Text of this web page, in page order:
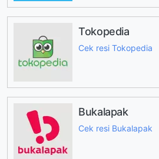
Tokopedia
Cek resi Tokopedia
Bukalapak
Cek resi Bukalapak